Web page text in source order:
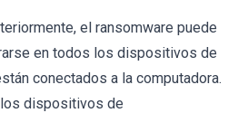
el ransomware puede
en todos los dispositivos de
conectados a la computadora.
dispositivos de